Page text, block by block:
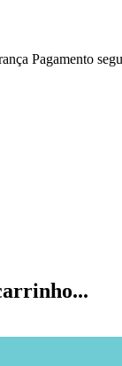
Pagamento